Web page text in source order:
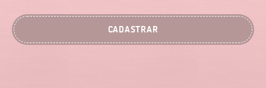
CADASTRAR